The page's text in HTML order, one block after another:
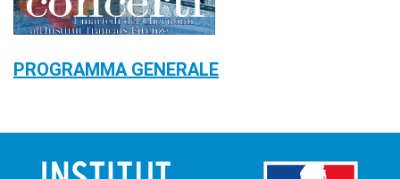
PROGRAMMA GENERALE